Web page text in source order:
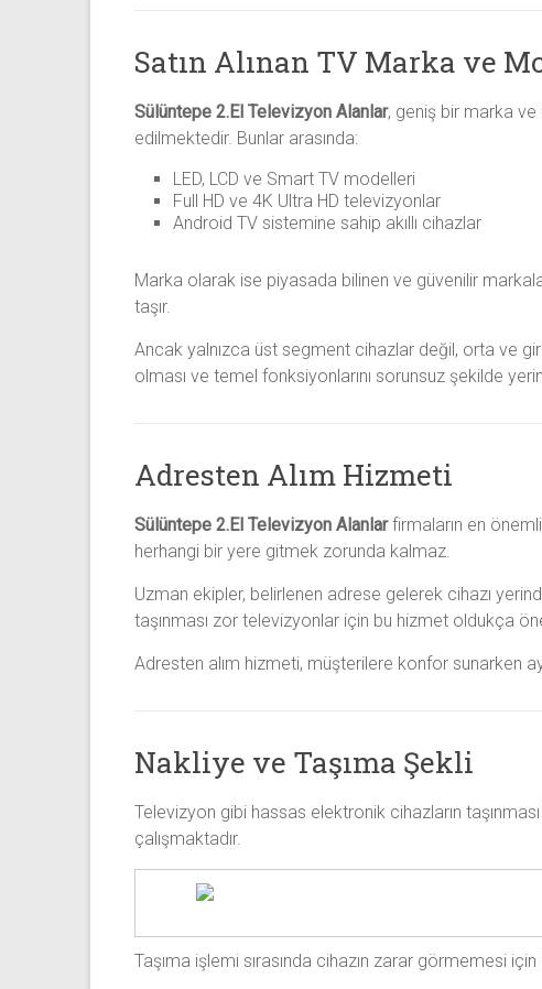
Satın Alınan TV Marka ve
Sülüntepe 2.El Televizyon Alanlar, geniş bir marka
edilmektedir. Bunlar arasında:
LED, LCD ve Smart TV modelleri
Full HD ve 4K Ultra HD televizyonlar
Android TV sistemine sahip akıllı cihazlar
Marka olarak ise piyasada bilinen ve güvenilir
taşır.
Ancak yalnızca üst segment cihazlar değil, orta ve
olması ve temel fonksiyonlarını sorunsuz şekilde
Adresten Alım Hizmeti
Sülüntepe 2.El Televizyon Alanlarfirmaların en
herhangi bir yere gitmek zorunda kalmaz.
Uzman ekipler, belirlenen adrese gelerek cihazı
taşınması zor televizyonlar için bu hizmet oldukça
Adresten alım hizmeti, müşterilere konfor sunarken
Nakliye ve Taşıma Şekli
Televizyon gibi hassas elektronik cihazların
çalışmaktadır.
Taşıma işlemi sırasında cihazın zarar görmemesi